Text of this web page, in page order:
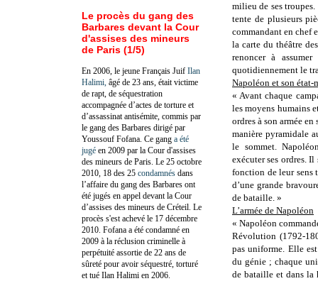
milieu de ses
tente de plusieurs
commandant en chef
la carte du théâtre
renoncer à
quotidiennement le
Napoléon et son état-
« Avant chaque
les moyens humains
ordres à son armée
manière pyramidale
le sommet.
exécuter ses ordres.
fonction de leur sens
d’une grande
de bataille. »
L’armée de Napoléon
« Napoléon
Révolution (1792-
pas uniforme. Elle
du génie ; chaque
de bataille et dans la
Le procès du gang des
Barbares devant la Cour
d'assises des mineurs
de Paris (1/5)
En 2006, le jeune Français Juif Ilan
Halimi, âgé de 23 ans, était victime
de rapt, de séquestration
accompagnée d’actes de torture et
d’assassinat antisémite, commis par
le gang des Barbares dirigé par
Youssouf Fofana. Ce gang a été
jugé en 2009 par la Cour d'assises
des mineurs de Paris. Le 25 octobre
2010, 18 des 25 condamnés dans
l’affaire du gang des Barbares ont
été jugés en appel devant la Cour
d’assises des mineurs de Créteil. Le
procès s'est achevé le 17 décembre
2010. Fofana a été condamné en
2009 à la réclusion criminelle à
perpétuité assortie de 22 ans de
sûreté pour avoir séquestré, torturé
et tué Ilan Halimi en 2006.